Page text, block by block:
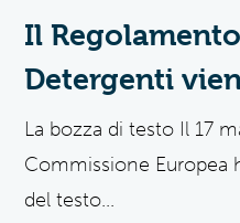
Il
Detergenti
La bozza di testo Il 17
Commissione Europea
del testo...